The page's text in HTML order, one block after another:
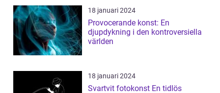
18 januari 2024
Provocerande konst: En
djupdykning i den kontroversiella
världen
18 januari 2024
Svartvit fotokonst En tidlös